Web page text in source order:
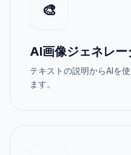
🎨
AI画像ジェネレー
テキストの説明からAIを
ます。